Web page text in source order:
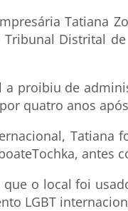
Tatiana
Distrital
a proibiu de
quatro anos
Tatiana
antes
o local foi
LGBT